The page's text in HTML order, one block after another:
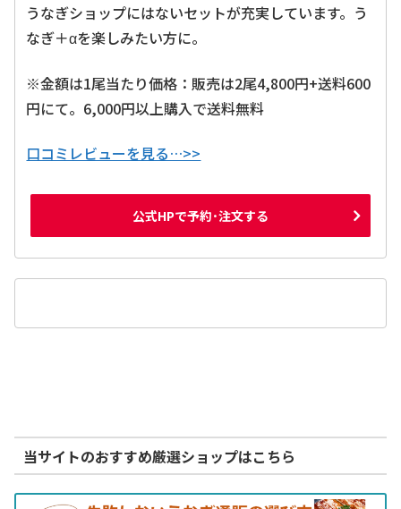
うなぎショップにはないセットが充実しています。う
なぎ＋αを楽しみたい方に。
※金額は1尾当たり価格：販売は2尾4,800円+送料600
円にて。6,000円以上購入で送料無料
口コミレビューを見る…>>
公式HPで予約･注文する
当サイトのおすすめ厳選ショップはこちら